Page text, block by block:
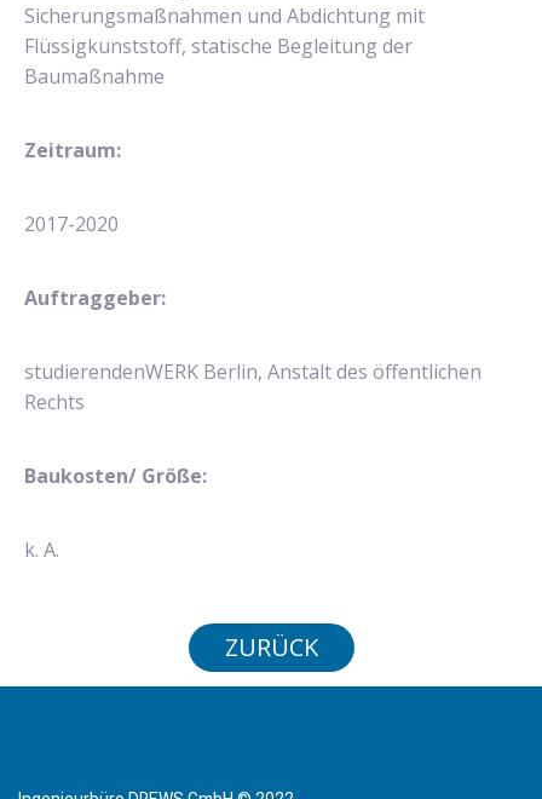
Sicherungsmaßnahmen und Abdichtung mit
Flüssigkunststoff, statische Begleitung der
Baumaßnahme
Zeitraum:
2017-2020
Auftraggeber:
studierendenWERK Berlin, Anstalt des öffentlichen
Rechts
Baukosten/ Größe:
k. A.
ZURÜCK